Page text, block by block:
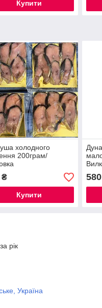
Купити
холодного
200грам/
Купити
580
рік
Україна